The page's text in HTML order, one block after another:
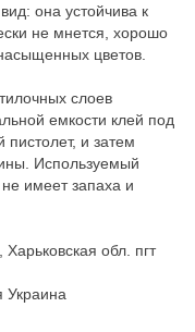
она устойчива к
не мнется, хорошо
цветов.
слоев
емкости клей под
и затем
Используемый
имеет запаха и
обл. пгт
Украина